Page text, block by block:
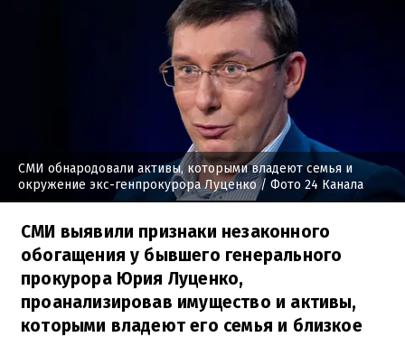
СМИ обнародовали активы, которыми владеют семья и
окружение экс-генпрокурора Луценко/ Фото 24 Канала
СМИ выявили признаки незаконного
обогащения у бывшего генерального
прокурора Юрия Луценко,
проанализировав имущество и активы,
которыми владеют его семья и близкое